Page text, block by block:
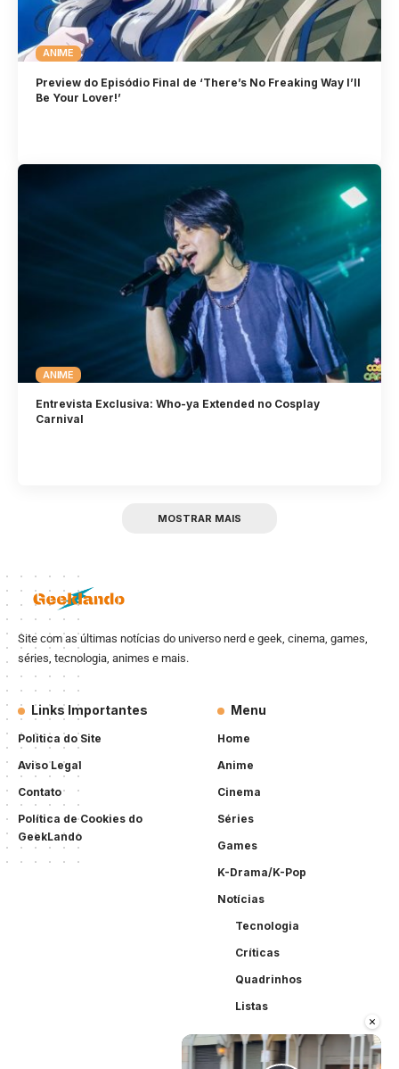
×
ANIME
Preview do Episódio Final de ‘There’s No Freaking Way I’ll
Be Your Lover!’
ANIME
Entrevista Exclusiva: Who-ya Extended no Cosplay
Carnival
MOSTRAR MAIS
Site com as últimas notícias do universo nerd e geek, cinema, games,
séries, tecnologia, animes e mais.
Links Importantes
Politica do Site
Aviso Legal
Contato
Política de Cookies do
GeekLando
Menu
Home
Anime
Cinema
Séries
Games
K-Drama/K-Pop
Notícias
Tecnologia
Críticas
Quadrinhos
Listas